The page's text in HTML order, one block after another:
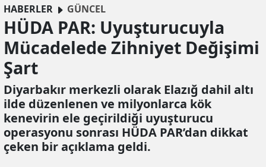
HABERLER
GÜNCEL
HÜDA PAR: Uyuşturucuyla
Mücadelede Zihniyet Değişimi
Şart
Diyarbakır merkezli olarak Elazığ dahil altı
ilde düzenlenen ve milyonlarca kök
kenevirin ele geçirildiği uyuşturucu
operasyonu sonrası HÜDA PAR’dan dikkat
çeken bir açıklama geldi.